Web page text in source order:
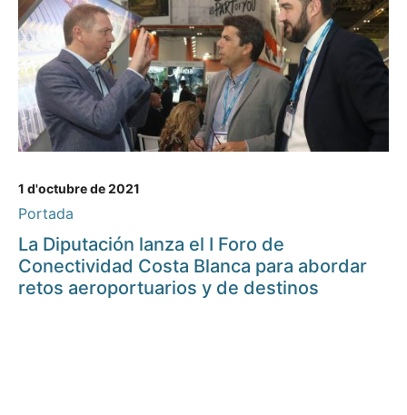
1 d'octubre de 2021
Portada
La Diputación lanza el I Foro de
Conectividad Costa Blanca para abordar
retos aeroportuarios y de destinos